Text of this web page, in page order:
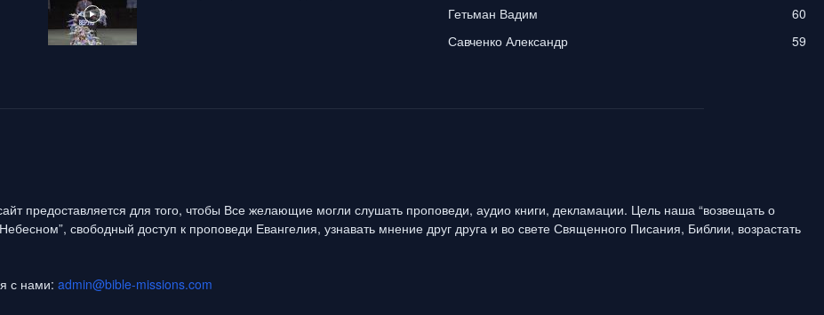
Гетьман Вадим
60
Савченко Александр
59
предоставляется для того, чтобы Все желающие могли слушать проповеди, аудио книги, декламации. Цель наша “возвещать о
свободный доступ к проповеди Евангелия, узнавать мнение друг друга и во свете Священного Писания, Библии, возрастать
с нами: admin@bible-missions.com